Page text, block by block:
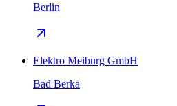
Berlin
Elektro Meiburg GmbH
Bad Berka